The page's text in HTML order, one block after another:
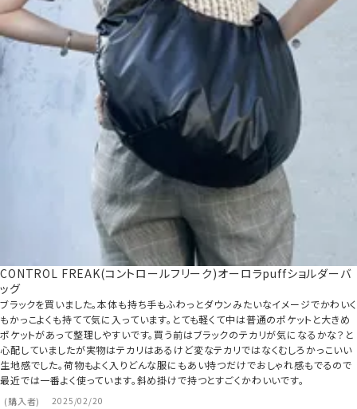
CONTROL FREAK(コントロールフリーク)オーロラpuffショルダーバ
ッグ
購入者 2025/02/20
ブラックを買いました。本体も持ち手もふわっとダウンみたいなイメージでかわいく
もかっこよくも持てて気に入っています。とても軽くて中は普通のポケットと大きめ
ポケットがあって整理しやすいです。買う前はブラックのテカリが気になるかな？と
心配していましたが実物はテカリはあるけど変なテカリではなくむしろかっこいい
生地感でした。荷物もよく入りどんな服にもあい持つだけでおしゃれ感もでるので
最近では一番よく使っています。斜め掛けで持つとすごくかわいいです。